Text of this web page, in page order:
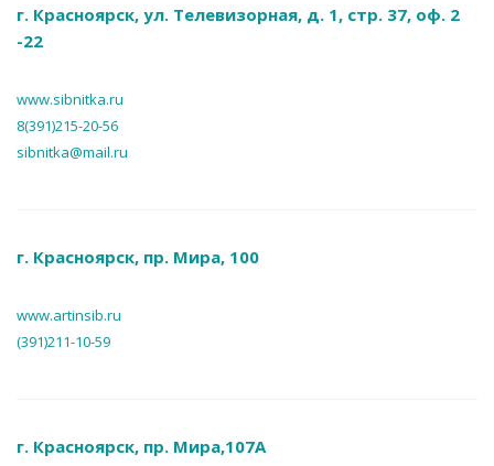
г. Красноярск, ул. Телевизорная, д. 1, стр. 37, оф. 2
-22
www.sibnitka.ru
8(391)215-20-56
sibnitka@mail.ru
г. Красноярск, пр. Мира, 100
www.artinsib.ru
(391)211-10-59
г. Красноярск, пр. Мира,107А